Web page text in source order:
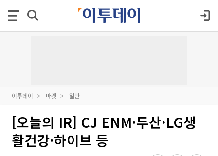
이투데이 마켓 일반
[오늘의 IR] CJ ENM·두산·LG생
활건강·하이브 등